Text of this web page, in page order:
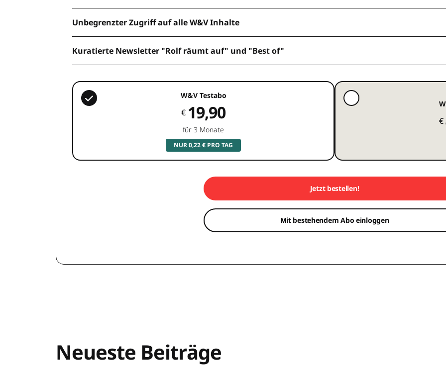
Unbegrenzter Zugriff auf alle W&V Inhalte
Kuratierte Newsletter "Rolf räumt auf" und "Best of"
W&V Testabo
€ 19,90
für 3 Monate
NUR 0,22 € PRO TAG
€
Jetzt bestellen!
Mit bestehendem Abo einloggen
Neueste Beiträge